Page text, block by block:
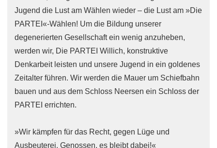
Jugend die Lust am Wählen wieder – die Lust am »Die
PARTEI«-Wählen! Um die Bildung unserer
degenerierten Gesellschaft ein wenig anzuheben,
werden wir, Die PARTEI Willich, konstruktive
Denkarbeit leisten und unsere Jugend in ein goldenes
Zeitalter führen. Wir werden die Mauer um Schiefbahn
bauen und aus dem Schloss Neersen ein Schloss der
PARTEI errichten.
»Wir kämpfen für das Recht, gegen Lüge und
Ausbeuterei. Genossen, es bleibt dabei!«